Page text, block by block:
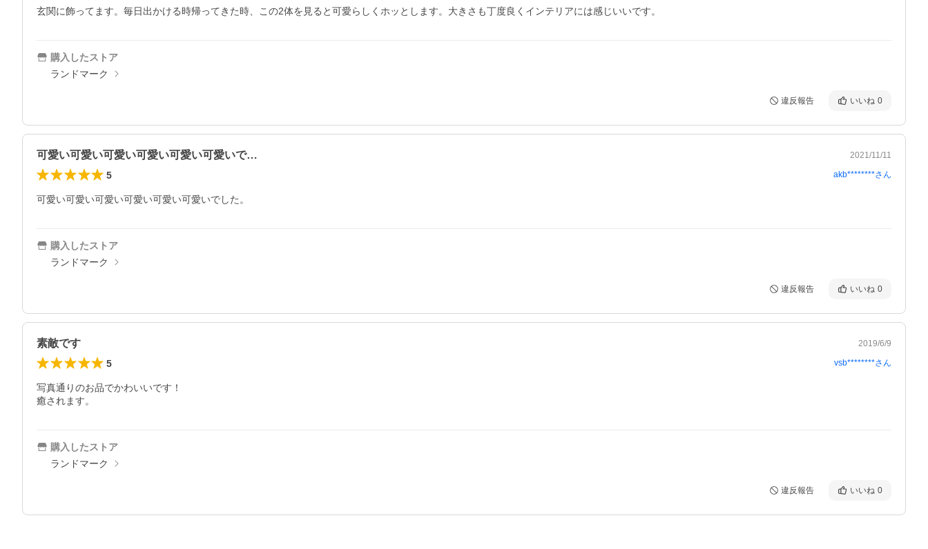
玄関に飾ってます。毎日出かける時帰ってきた時、この2体を見ると可愛らしくホッとします。大きさも丁度良くインテリアには感じいいです。
購入したストア
ランドマーク
違反報告 いいね 0
可愛い可愛い可愛い可愛い可愛い可愛いで… 2021/11/11
5 akb********さん
可愛い可愛い可愛い可愛い可愛い可愛いでした。
購入したストア
ランドマーク
違反報告 いいね 0
素敵です 2019/6/9
5 vsb********さん
写真通りのお品でかわいいです！
癒されます。
購入したストア
ランドマーク
違反報告 いいね 0